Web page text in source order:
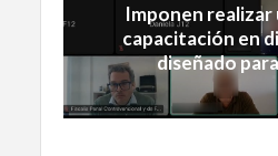
Imponen realizar
capacitación en
diseñado